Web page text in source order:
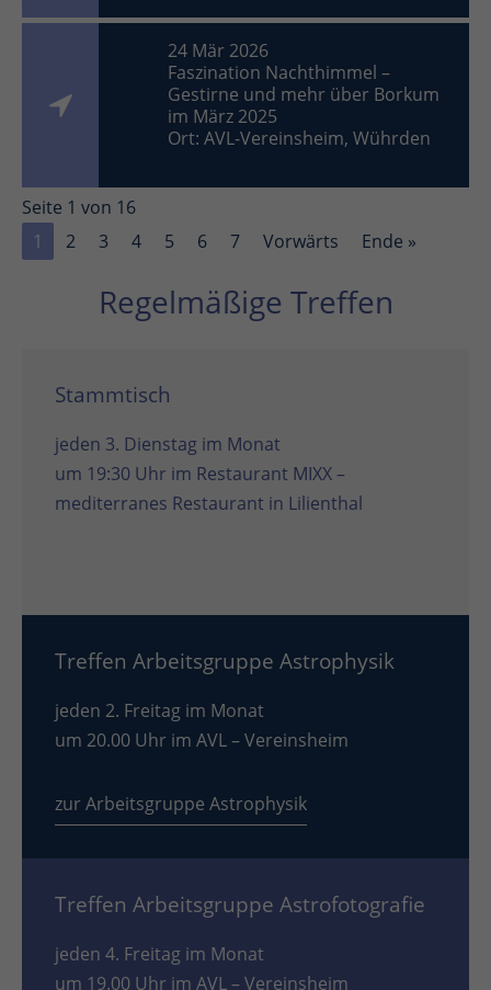
24 Mär 2026
Faszination Nachthimmel –
Gestirne und mehr über Borkum
im März 2025
Ort: AVL-Vereinsheim, Wührden
Seite 1 von 16
1
2 3 4 5 6 7 Vorwärts Ende »
Regelmäßige Treffen
Stammtisch
jeden 3. Dienstag im Monat
um 19:30 Uhr im Restaurant MIXX –
mediterranes Restaurant in Lilienthal
Treffen Arbeitsgruppe Astrophysik
jeden 2. Freitag im Monat
um 20.00 Uhr im AVL – Vereinsheim
zur Arbeitsgruppe Astrophysik
Treffen Arbeitsgruppe Astrofotografie
jeden 4. Freitag im Monat
um 19.00 Uhr im AVL – Vereinsheim